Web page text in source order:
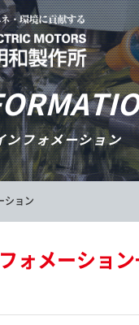
ンフォメーション
ション
ォメーショ